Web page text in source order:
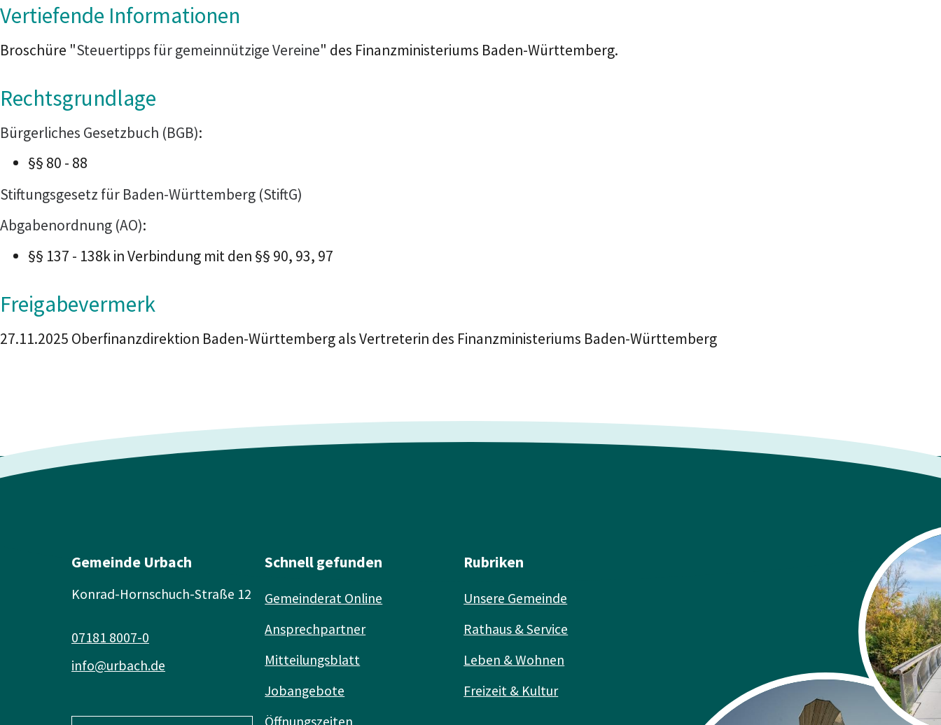
Vertiefende Informationen
Broschüre "Steuertipps für gemeinnützige Vereine" des Finanzministeriums Baden-Württemberg.
Rechtsgrundlage
Bürgerliches Gesetzbuch (BGB):
§§ 80 - 88
Stiftungsgesetz für Baden-Württemberg (StiftG)
Abgabenordnung (AO):
§§ 137 - 138k in Verbindung mit den §§ 90, 93, 97
Freigabevermerk
27.11.2025 Oberfinanzdirektion Baden-Württemberg als Vertreterin des Finanzministeriums Baden-Württemberg
Gemeinde Urbach
Konrad-Hornschuch-Straße 12
info@urbach.de
07181 8007-0
Schnell gefunden
Gemeinderat Online
Ansprechpartner
Mitteilungsblatt
Jobangebote
Rubriken
Unsere Gemeinde
Rathaus & Service
Leben & Wohnen
Freizeit & Kultur